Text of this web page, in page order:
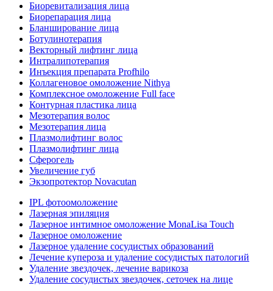
Биоревитализация лица
Биорепарация лица
Бланширование лица
Ботулинотерапия
Векторный лифтинг лица
Интралипотерапия
Инъекция препарата Profhilo
Коллагеновое омоложение Nithya
Комплексное омоложение Full face
Контурная пластика лица
Мезотерапия волос
Мезотерапия лица
Плазмолифтинг волос
Плазмолифтинг лица
Сферогель
Увеличение губ
Экзопротектор Novacutan
IPL фотоомоложение
Лазерная эпиляция
Лазерное интимное омоложение MonaLisa Touch
Лазерное омоложение
Лазерное удаление сосудистых образований
Лечение купероза и удаление сосудистых патологий
Удаление звездочек, лечение варикоза
Удаление сосудистых звездочек, сеточек на лице